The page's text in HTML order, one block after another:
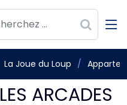
La Joue du Loup
ARCADES